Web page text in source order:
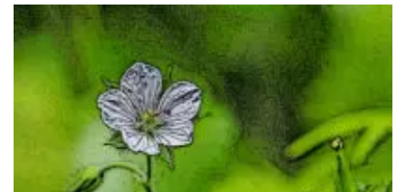
ケールの植物図鑑と育て方をわかりやすく解説